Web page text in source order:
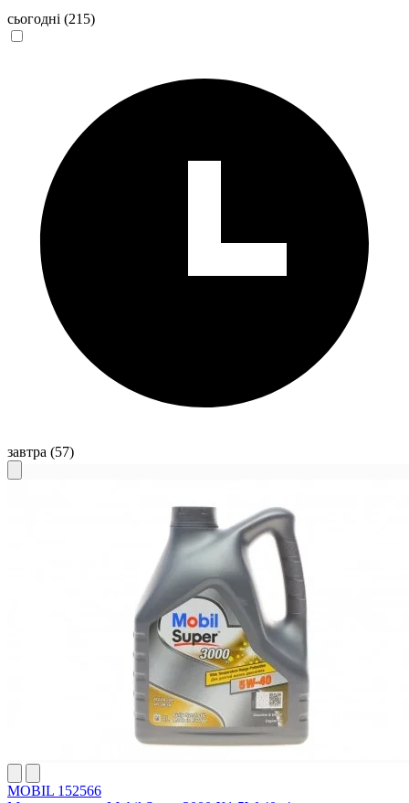
сьогодні (215)
завтра (57)
MOBIL 152566